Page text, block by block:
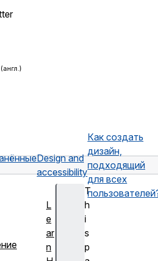
Design and
accessibility
Как создать
дизайн,
подходящий
для всех
T
h
i
s
p
L
e
ar
n